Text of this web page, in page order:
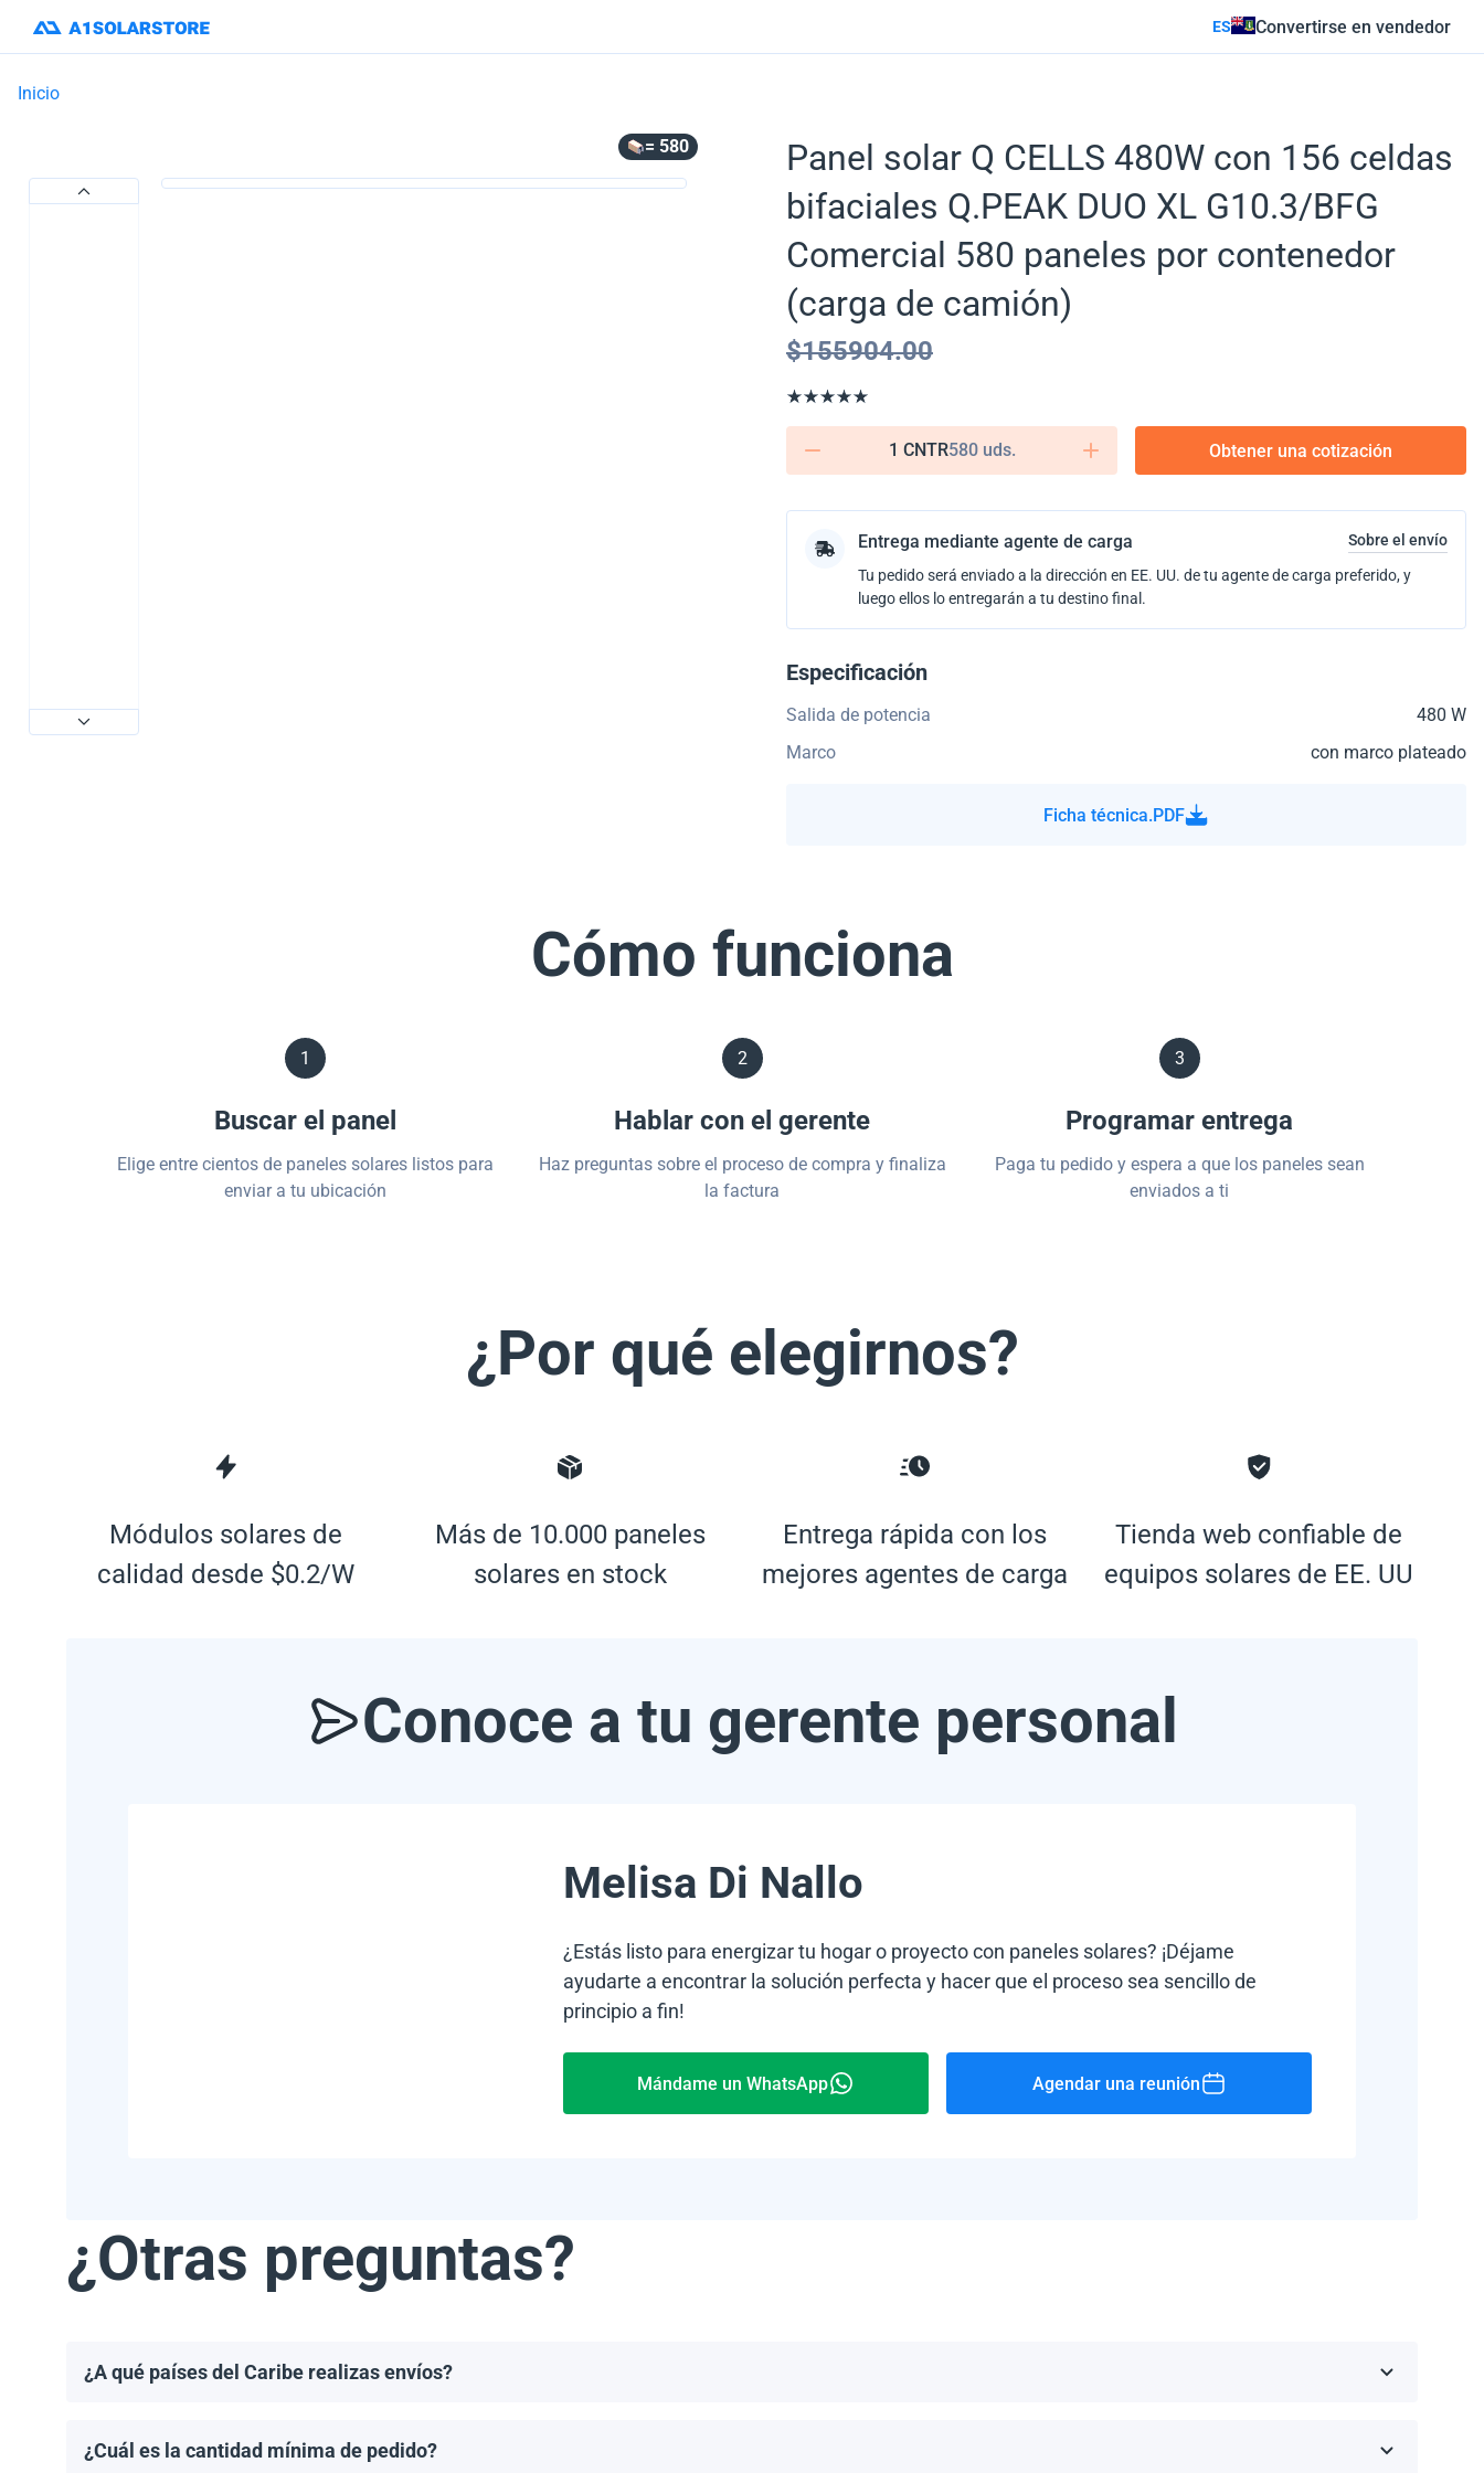
ES Convertirse en vendedor
Inicio
= 580
Panel solar Q CELLS 480W con 156 celdas
bifaciales Q.PEAK DUO XL G10.3/BFG
Comercial 580 paneles por contenedor
(carga de camión)
$155904.00
1 CNTR580 uds. Obtener una cotización
Entrega mediante agente de carga
Sobre el envío
Tu pedido será enviado a la dirección en EE. UU. de tu agente de carga preferido, y
luego ellos lo entregarán a tu destino final.
Especificación
Salida de potencia
480 W
Marco
con marco plateado
Ficha técnica.PDF
Cómo funciona
1
Buscar el panel
Elige entre cientos de paneles solares listos para
enviar a tu ubicación
2
Hablar con el gerente
Haz preguntas sobre el proceso de compra y finaliza
la factura
3
Programar entrega
Paga tu pedido y espera a que los paneles sean
enviados a ti
¿Por qué elegirnos?
Módulos solares de
calidad desde $0.2/W
Más de 10.000 paneles
solares en stock
Entrega rápida con los
mejores agentes de carga
Tienda web confiable de
equipos solares de EE. UU
Conoce a tu gerente personal
Melisa Di Nallo
¿Estás listo para energizar tu hogar o proyecto con paneles solares? ¡Déjame
ayudarte a encontrar la solución perfecta y hacer que el proceso sea sencillo de
principio a fin!
Mándame un WhatsApp Agendar una reunión
¿Otras preguntas?
¿A qué países del Caribe realizas envíos?
¿Cuál es la cantidad mínima de pedido?